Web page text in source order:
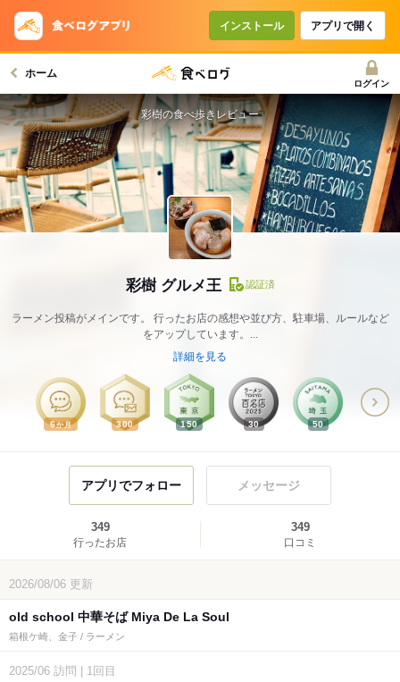
インストール アプリで開く
ホーム
ログイン
彩樹 グルメ王 認証済
ラーメン投稿がメインです。 行ったお店の感想や並び方、駐車場、ルールなど
をアップしています。...
詳細を見る
6か月 300 150 30 50
彩樹の食べ歩きレビュー
アプリでフォロー メッセージ
349
行ったお店
349
口コミ
2026/08/06 更新
old school 中華そば Miya De La Soul
箱根ケ崎、金子 / ラーメン
2025/06 訪問 1回目